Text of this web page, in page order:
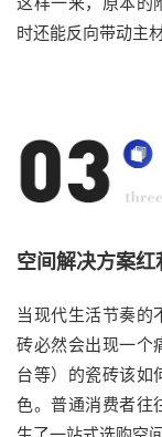
时还能反向带动主
空间解决方案红
当现代生活节奏的
砖必然会出现一个
台等）的瓷砖该如
色。普通消费者往